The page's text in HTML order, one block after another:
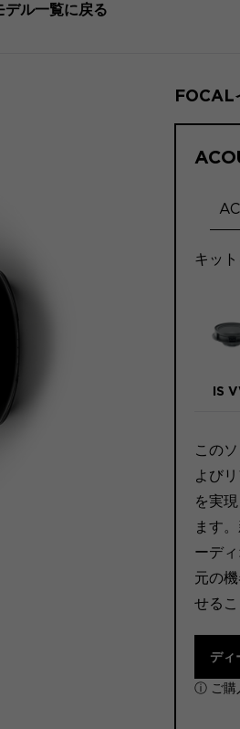
ル一覧に戻る
FOCAL
キッ
IS
この
よび
を実
ます
ーデ
元の
せるこ
ディ
ⓘ ご購